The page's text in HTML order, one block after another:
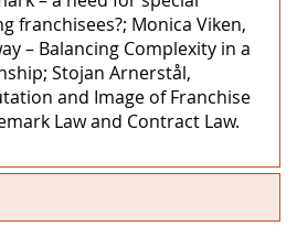
franchisees?; Monica Viken,
– Balancing Complexity in a
Stojan Arnerstål,
and Image of Franchise
Law and Contract Law.